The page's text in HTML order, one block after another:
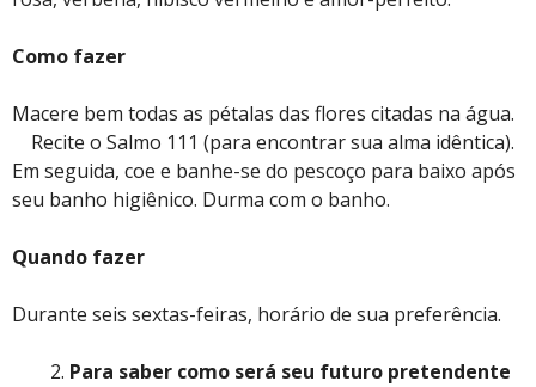
Como fazer
Macere bem todas as pétalas das flores citadas na água.
Recite o Salmo 111 (para encontrar sua alma idêntica).
Em seguida, coe e banhe-se do pescoço para baixo após
seu banho higiênico. Durma com o banho.
Quando fazer
Durante seis sextas-feiras, horário de sua preferência.
Para saber como será seu futuro pretendente